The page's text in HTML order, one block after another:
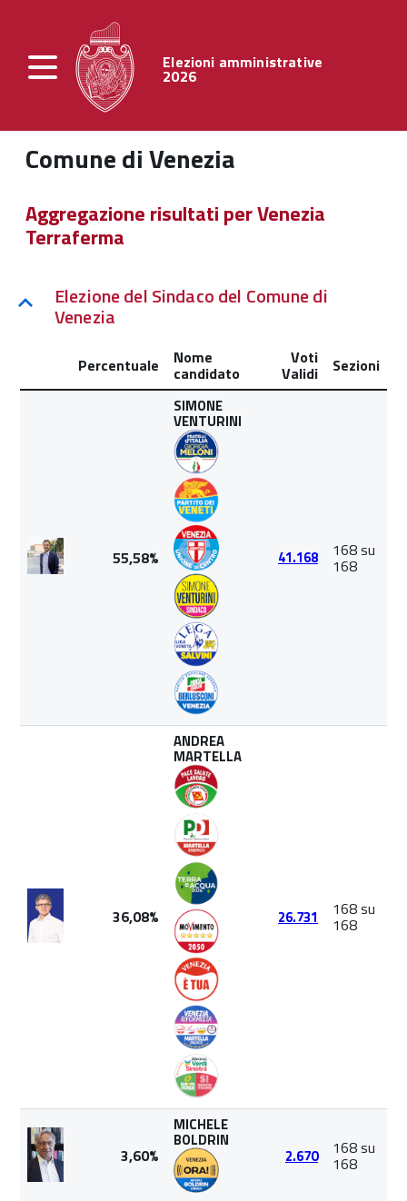
Elezioni amministrative
2026
Comune di Venezia
Aggregazione risultati per Venezia
Terraferma
Elezione del Sindaco del Comune di
Venezia
Percentuale Nome
candidato
Voti
Validi Sezioni
55,58%
SIMONE
VENTURINI
41.168 168 su
168
36,08%
ANDREA
MARTELLA
26.731 168 su
168
3,60%
MICHELE
BOLDRIN
2.670 168 su
168